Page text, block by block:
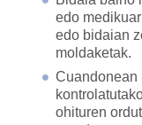
edo
edo bidaian
moldaketak.
Cuandonean
ohituren